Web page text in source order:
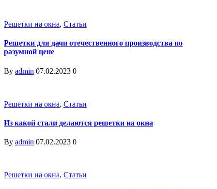
Решетки на окна, Статьи
Решетки для дачи отечественного производства по
разумной цене
By admin 07.02.2023 0
Решетки на окна, Статьи
Из какой стали делаются решетки на окна
By admin 07.02.2023 0
Решетки на окна, Статьи